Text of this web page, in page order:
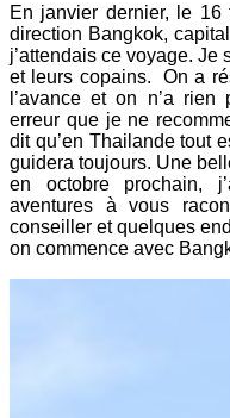
En janvier dernier, le 16
direction Bangkok,
j’attendais ce voyage.
et leurs copains. On a
l’avance et on n’a
erreur que je ne
dit qu’en Thailande tout
guidera toujours. Une
en octobre prochain,
aventures à vous
conseiller et quelques
on commence avec